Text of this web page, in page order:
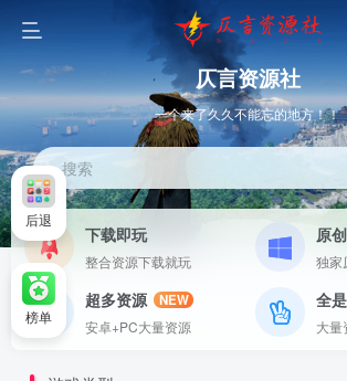
仄言资源社
一个来了久久不能忘的地方！！
搜索
下载即玩
整合资源下载就玩
原
独家
超多资源
NEW
安卓+PC大量资源
全
大量
后退
榜单